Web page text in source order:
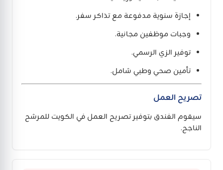
إجازة سنوية مدفوعة مع تذاكر سفر.
وجبات موظفين مجانية.
توفير الزي الرسمي.
تأمين صحي وطبي شامل.
تصريح العمل
سيقوم الفندق بتوفير تصريح العمل في الكويت للمرشح
الناجح.